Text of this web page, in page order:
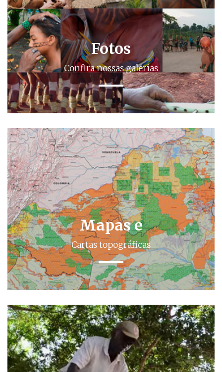
Fotos
Confira nossas galerias
Mapas e
Cartas topográficas